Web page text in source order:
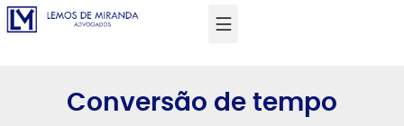
Conversão de tempo